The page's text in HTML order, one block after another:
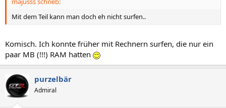
Mit dem Teil kann man doch eh nicht surfen..
Komisch. Ich konnte früher mit Rechnern surfen, die nur ein
paar MB (!!!) RAM hatten
purzelbär
Admiral